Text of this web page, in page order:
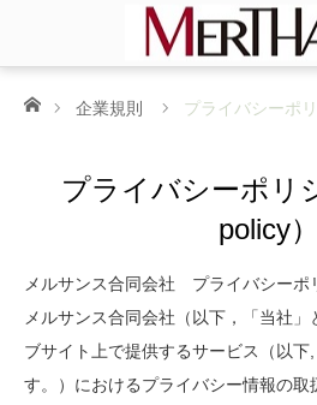
ホーム企業規則 プライバシーポ
プライバシーポリ
policy）
メルサンス合同会社 プライバシーポ
メルサンス合同会社（以下，「当社
ブサイト上で提供するサービス（以下
す。）におけるプライバシー情報の取